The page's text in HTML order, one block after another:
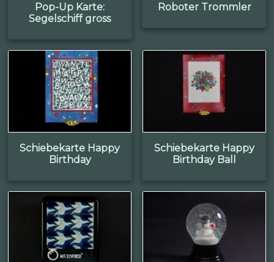
Pop-Up Karte:
Segelschiff gross
Roboter Trommler
Schiebekarte Happy
Birthday
Schiebekarte Happy
Birthday Ball